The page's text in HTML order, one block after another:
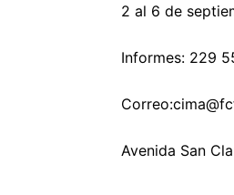
2 al 6 de
Informes: 229
Correo:
Avenida San